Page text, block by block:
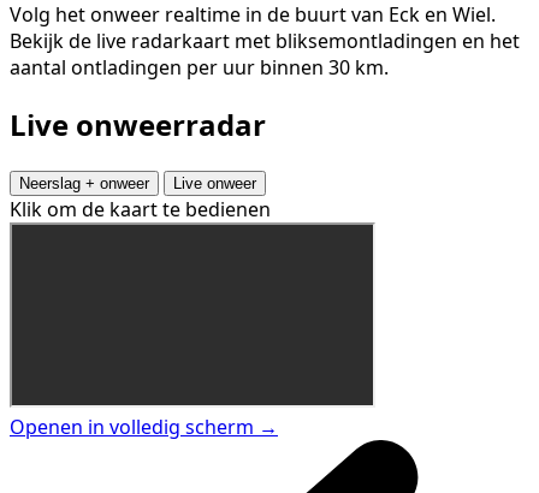
Volg het onweer realtime in de buurt van Eck en Wiel.
Bekijk de live radarkaart met bliksemontladingen en het
aantal ontladingen per uur binnen 30 km.
Live onweerradar
Neerslag + onweer Live onweer
Klik om de kaart te bedienen
Openen in volledig scherm →